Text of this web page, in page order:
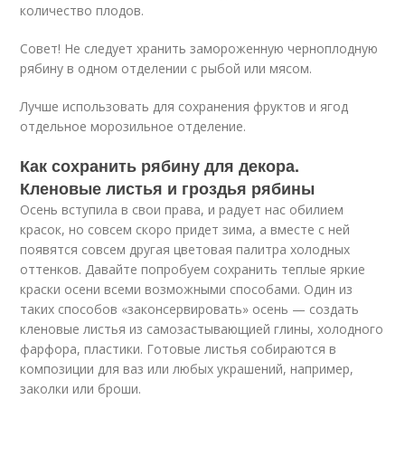
количество плодов.
Совет! Не следует хранить замороженную черноплодную
рябину в одном отделении с рыбой или мясом.
Лучше использовать для сохранения фруктов и ягод
отдельное морозильное отделение.
Как сохранить рябину для декора.
Кленовые листья и гроздья рябины
Осень вступила в свои права, и радует нас обилием
красок, но совсем скоро придет зима, а вместе с ней
появятся совсем другая цветовая палитра холодных
оттенков. Давайте попробуем сохранить теплые яркие
краски осени всеми возможными способами. Один из
таких способов «законсервировать» осень — создать
кленовые листья из самозастывающией глины, холодного
фарфора, пластики. Готовые листья собираются в
композиции для ваз или любых украшений, например,
заколки или броши.